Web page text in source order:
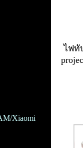
Xiaomi
ไฟทั